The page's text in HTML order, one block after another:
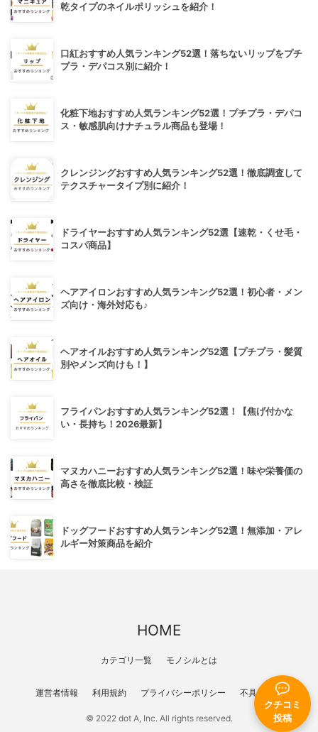
クチコミ
投稿
乾タイプのネイルポリッシュを紹介！
口紅おすすめ人気ランキング52選！落ちないリップをプチ
プラ・デパコス別に紹介！
化粧下地おすすめ人気ランキング52選！プチプラ・デパコ
ス・敏感肌向けナチュラル商品も登場！
クレンジングおすすめ人気ランキング52選！徹底調査して
テクスチャータイプ別に紹介！
ドライヤーおすすめ人気ランキング52選【速乾・くせ毛・
コスパ商品】
ヘアアイロンおすすめ人気ランキング52選！初心者・メン
ズ向け・海外対応も♪
ヘアオイルおすすめ人気ランキング52選【プチプラ・髪質
別やメンズ向けも！】
フライパンおすすめ人気ランキング52選！【焦げ付かな
い・長持ち！2026最新】
マヌカハニーおすすめ人気ランキング52選！味や栄養価の
高さを徹底比較・検証
ドッグフードおすすめ人気ランキング52選！無添加・アレ
ルギー対策商品を紹介
HOME
カテゴリ一覧 モノシルとは
運営者情報 利用規約 プライバシーポリシー 不具合報告
© 2022 dot A, Inc. All rights reserved.